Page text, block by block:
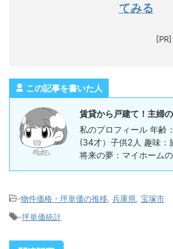
てみる
この記事を書いた人
賃貸から戸建て！主婦
私のプロフィール 年
(34才）子供2人 趣味
将来の夢：マイホーム
-物件価格・坪単価の推移 兵庫県 宝塚市
-坪単価統計